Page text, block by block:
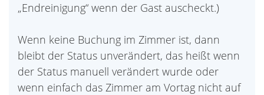
„Endreinigung“ wenn der Gast auscheckt.)
Wenn keine Buchung im Zimmer ist, dann
bleibt der Status unverändert, das heißt wenn
der Status manuell verändert wurde oder
wenn einfach das Zimmer am Vortag nicht auf